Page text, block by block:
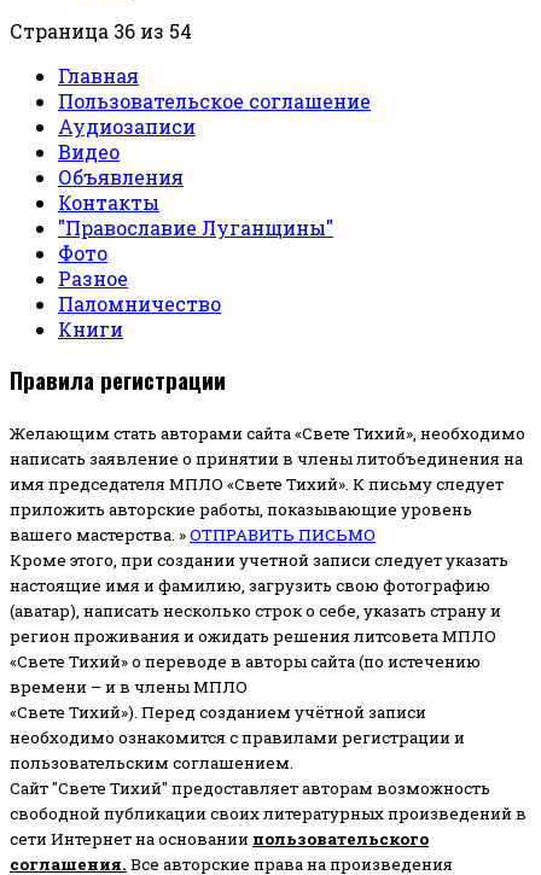
Страница 36 из 54
Главная
Пользовательское соглашение
Аудиозаписи
Видео
Объявления
Контакты
"Православие Луганщины"
Фото
Разное
Паломничество
Книги
Правила регистрации
Желающим стать авторами сайта «Свете Тихий», необходимо
написать заявление о принятии в члены литобъединения на
имя председателя МПЛО «Свете Тихий». К письму следует
приложить авторские работы, показывающие уровень
вашего мастерства. »ОТПРАВИТЬ ПИСЬМО
Кроме этого, при создании учетной записи следует указать
настоящие имя и фамилию, загрузить свою фотографию
(аватар), написать несколько строк о себе, указать страну и
регион проживания и ожидать решения литсовета МПЛО
«Свете Тихий» о переводе в авторы сайта (по истечению
времени – и в члены МПЛО
«Свете Тихий»). Перед созданием учётной записи
необходимо ознакомится с правилами регистрации и
пользовательским соглашением.
Сайт "Свете Тихий" предоставляет авторам возможность
свободной публикации своих литературных произведений в
сети Интернет на основании пользовательского
соглашения. Все авторские права на произведения